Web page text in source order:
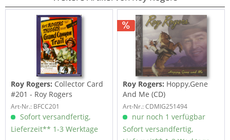
Roy Rogers: Collector Card
#201 - Roy Rogers
Art-Nr.: BFCC201
Sofort versandfertig,
Lieferzeit** 1-3 Werktage
Roy Rogers: Hoppy,Gene
And Me (CD)
Art-Nr.: CDMIG251494
nur noch 1 verfügbar
Sofort versandfertig,